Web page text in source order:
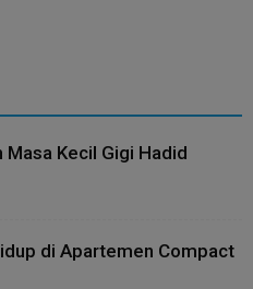
Kecil Gigi Hadid
di Apartemen Compact